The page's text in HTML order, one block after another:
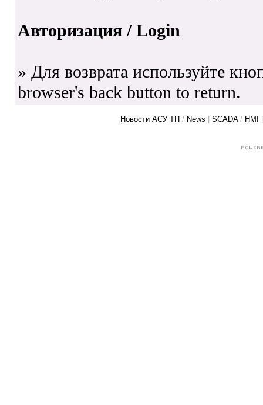
Авторизация / Login
» Для возврата используйте
browser's back button to return.
Новости АСУ ТП / News SCADA/ HMI